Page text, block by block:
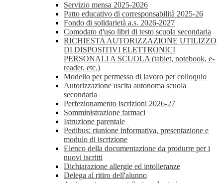
Servizio mensa 2025-2026
Patto educativo di corresponsabilità 2025-26
Fondo di solidarietà a.s. 2026-2027
Comodato d'uso libri di testo scuola secondaria
RICHIESTA AUTORIZZAZIONE UTILIZZO
DI DISPOSITIVI ELETTRONICI
PERSONALI A SCUOLA (tablet, notebook, e-
reader, etc.)
Modello per permesso di lavoro per colloquio
Autorizzazione uscita autonoma scuola
secondaria
Perfezionamento iscrizioni 2026-27
Somministrazione farmaci
Istruzione parentale
Pedibus: riunione informativa, presentazione e
modulo di iscrizione
Elenco della documentazione da produrre per i
nuovi iscritti
Dichiarazione allergie ed intolleranze
Delega al ritiro dell'alunno